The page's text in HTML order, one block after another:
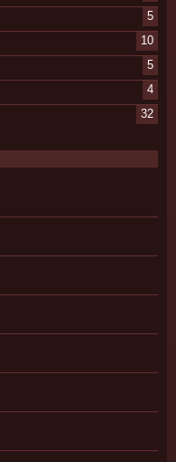
5
10
5
4
32